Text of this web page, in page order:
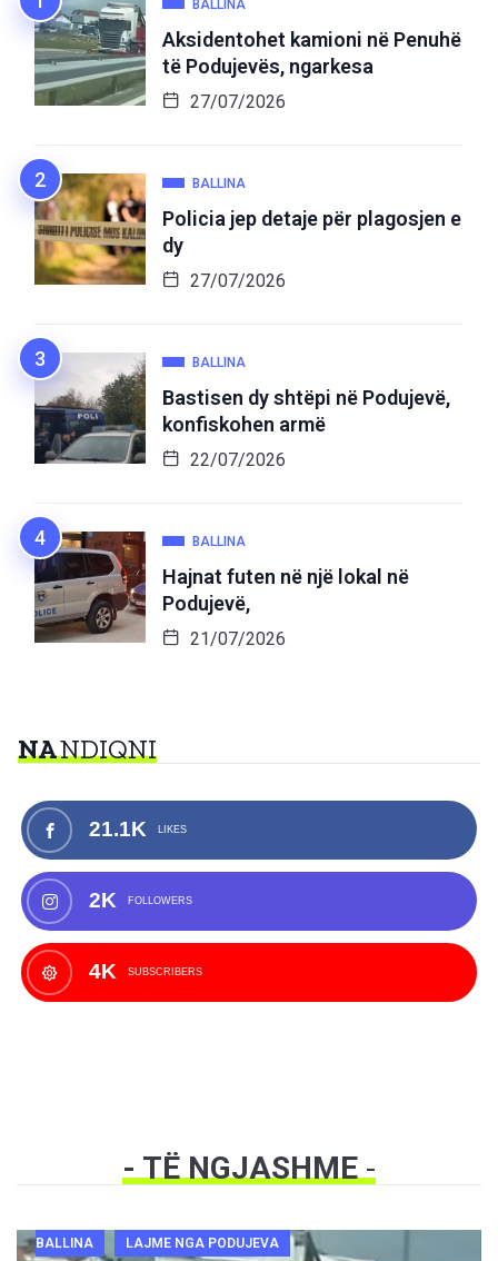
BALLINA
Aksidentohet kamioni në Penuhë
të Podujevës, ngarkesa
27/07/2026
BALLINA
Policia jep detaje për plagosjen e
dy
27/07/2026
BALLINA
Bastisen dy shtëpi në Podujevë,
konfiskohen armë
22/07/2026
BALLINA
Hajnat futen në një lokal në
Podujevë,
21/07/2026
NANDIQNI
21.1K LIKES
2K FOLLOWERS
4K SUBSCRIBERS
- TË NGJASHME-
BALLINA LAJME NGA PODUJEVA